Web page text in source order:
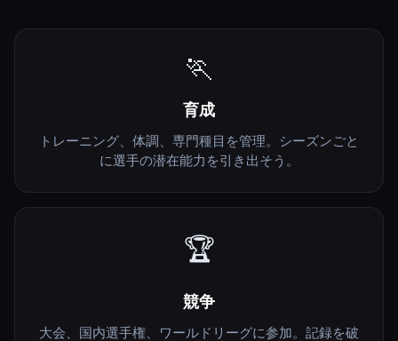
🏃
育成
トレーニング、体調、専門種目を管理。シーズンごと
に選手の潜在能力を引き出そう。
🏆
競争
大会、国内選手権、ワールドリーグに参加。記録を破